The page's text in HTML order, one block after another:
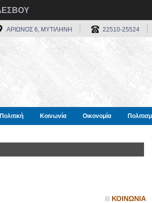
ΑΡΙΩΝΟΣ 6, ΜΥΤΙΛΗΝΗ 22510-25524
Πολιτική Κοινωνία Οικονομία
ΚΟΙΝΩΝΙΑ